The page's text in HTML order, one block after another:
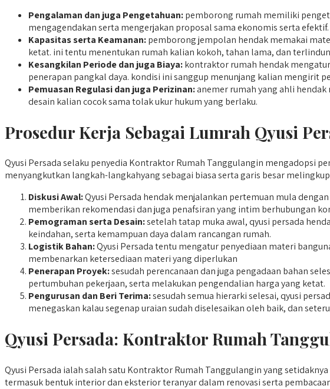
Pengalaman dan juga Pengetahuan:pemborong rumah memiliki
mengagendakan serta mengerjakan proposal sama ekonomis serta efektif.
Kapasitas serta Keamanan:pemborong jempolan hendak memakai
ketat. ini tentu menentukan rumah kalian kokoh, tahan lama, dan
Kesangkilan Periode dan juga Biaya:kontraktor rumah hendak
penerapan pangkal daya. kondisi ini sanggup menunjang kalian mengirit
Pemuasan Regulasi dan juga Perizinan:anemer rumah yang ahli
desain kalian cocok sama tolak ukur hukum yang berlaku.
Prosedur Kerja Sebagai Lumrah Qyusi
Qyusi Persada selaku penyedia Kontraktor Rumah Tanggulangin mengadopsi
menyangkutkan langkah-langkahyang sebagai biasa serta garis besar
Diskusi Awal:Qyusi Persada hendak menjalankan pertemuan mula
memberikan rekomendasi dan juga penafsiran yang intim berhubungan
Pemograman serta Desain:setelah tatap muka awal, qyusi persada
keindahan, serta kemampuan daya dalam rancangan rumah.
Logistik Bahan:Qyusi Persada tentu mengatur penyediaan materi
membenarkan ketersediaan materi yang diperlukan
Penerapan Proyek:sesudah perencanaan dan juga pengadaan bahan
pertumbuhan pekerjaan, serta melakukan pengendalian harga yang ketat.
Pengurusan dan Beri Terima:sesudah semua hierarki selesai, qyusi
menegaskan kalau segenap uraian sudah diselesaikan oleh baik, dan
Qyusi Persada: Kontraktor Rumah
Qyusi Persada ialah salah satu Kontraktor Rumah Tanggulangin yang
termasuk bentuk interior dan eksterior teranyar dalam renovasi serta